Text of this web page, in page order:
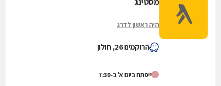
היה ראשון לדרג
הרוקמים 26, חולון
ייפתח ביום א' ב-7:30